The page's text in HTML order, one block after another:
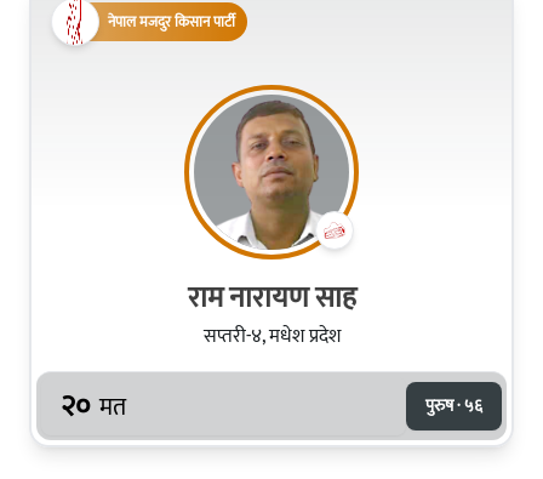
नेपाल मजदुर किसान पार्टी
राम नारायण साह
सप्तरी-४, मधेश प्रदेश
२० मत पुरुष · ५६